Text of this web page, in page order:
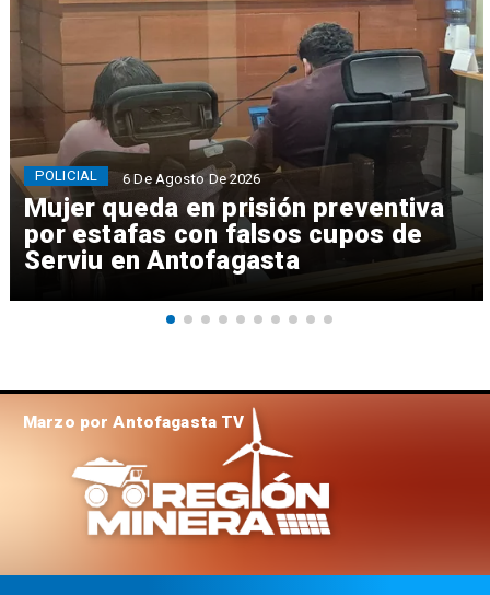
Mujer queda en prisión preventiva
por estafas con falsos cupos de
Serviu en Antofagasta
POLICIAL 6 De Agosto De 2026
Marzo por Antofagasta TV